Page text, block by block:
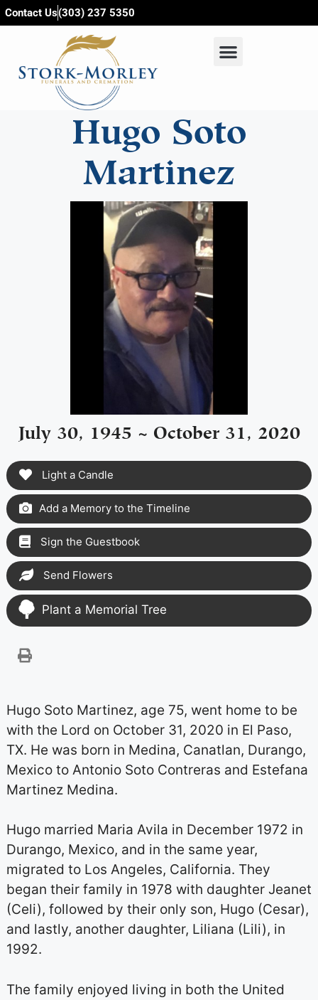
content
Contact Us(303) 237 5350
Hugo Soto
Martinez
July 30, 1945 ~ October 31, 2020
Light a Candle
Add a Memory to the Timeline
Sign the Guestbook
Send Flowers
Plant a Memorial Tree
Hugo Soto Martinez, age 75, went home to be
with the Lord on October 31, 2020 in El Paso,
TX. He was born in Medina, Canatlan, Durango,
Mexico to Antonio Soto Contreras and Estefana
Martinez Medina.
Hugo married Maria Avila in December 1972 in
Durango, Mexico, and in the same year,
migrated to Los Angeles, California. They
began their family in 1978 with daughter Jeanet
(Celi), followed by their only son, Hugo (Cesar),
and lastly, another daughter, Liliana (Lili), in
1992.
The family enjoyed living in both the United